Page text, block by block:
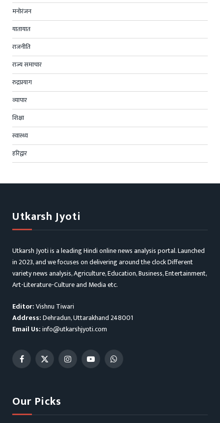
मनोरंजन
यातायात
राजनीति
राज्य समाचार
रुद्रप्रयाग
व्यापार
शिक्षा
स्वास्थ्य
हरिद्वार
Utkarsh Jyoti
Utkarsh Jyoti is a leading Hindi online news analysis portal. Launched
in 2023, and we focuses on delivering around the clock Different
variety news analysis, Agriculture, Education, Business, Entertainment,
Art-Literature-Culture and Media etc.
Editor:Vishnu Tiwari
Address:Dehradun, Uttarakhand 248001
Email Us:info@utkarshjyoti.com
Facebook
X
InstagramYouTubeWhatsApp
Our Picks